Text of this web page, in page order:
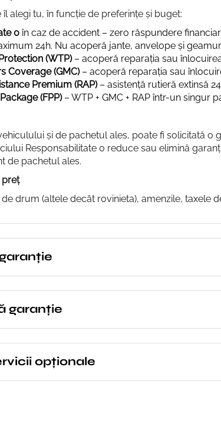
alegi tu, în funcție de preferințe și buget:
0 în caz de accident – zero răspundere
24h. Nu acoperă jante, anvelope și
(WTP)– acoperă reparația sau
Coverage (GMC)– acoperă reparația sau
Premium (RAP)– asistență rutieră extinsă
(FPP)– WTP + GMC + RAP într-un singur
și de pachetul ales, poate fi solicitată o
Responsabilitate 0 reduce sau elimină
de pachetul ales.
preț
drum (altele decât rovinieta), amenzile, taxele
garanție
opţionale